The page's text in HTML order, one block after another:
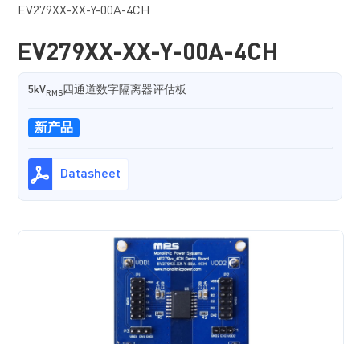
EV279XX-XX-Y-00A-4CH
EV279XX-XX-Y-00A-4CH
5kV RMS 四通道数字隔离器评估板
新产品
Datasheet